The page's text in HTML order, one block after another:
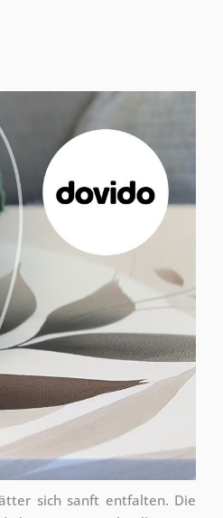
sich sanft entfalten. Die